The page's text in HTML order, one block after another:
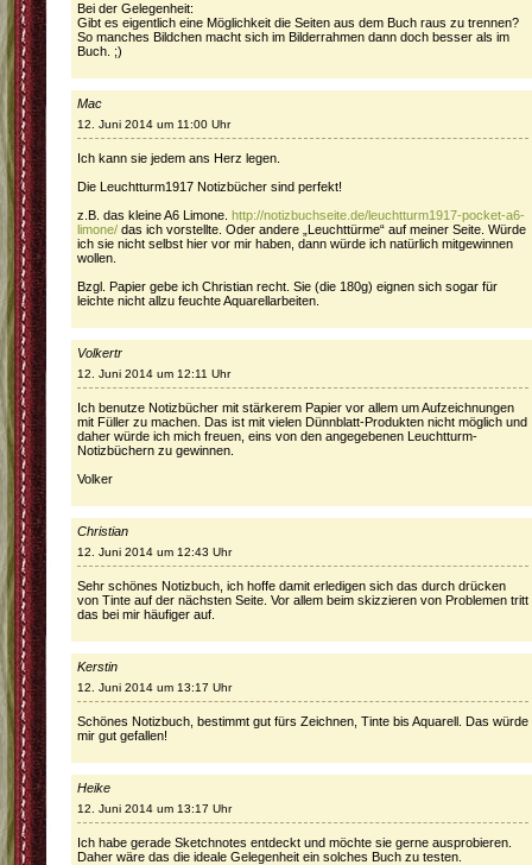
Bei der Gelegenheit:
Gibt es eigentlich eine Möglichkeit die Seiten aus dem Buch raus zu trennen?
So manches Bildchen macht sich im Bilderrahmen dann doch besser als im
Buch. ;)
Mac
12. Juni 2014 um 11:00 Uhr
Ich kann sie jedem ans Herz legen.
Die Leuchtturm1917 Notizbücher sind perfekt!
z.B. das kleine A6 Limone. http://notizbuchseite.de/leuchtturm1917-pocket-a6-
limone/ das ich vorstellte. Oder andere „Leuchttürme“ auf meiner Seite. Würde
ich sie nicht selbst hier vor mir haben, dann würde ich natürlich mitgewinnen
wollen.
Bzgl. Papier gebe ich Christian recht. Sie (die 180g) eignen sich sogar für
leichte nicht allzu feuchte Aquarellarbeiten.
Volkertr
12. Juni 2014 um 12:11 Uhr
Ich benutze Notizbücher mit stärkerem Papier vor allem um Aufzeichnungen
mit Füller zu machen. Das ist mit vielen Dünnblatt-Produkten nicht möglich und
daher würde ich mich freuen, eins von den angegebenen Leuchtturm-
Notizbüchern zu gewinnen.
Volker
Christian
12. Juni 2014 um 12:43 Uhr
Sehr schönes Notizbuch, ich hoffe damit erledigen sich das durch drücken
von Tinte auf der nächsten Seite. Vor allem beim skizzieren von Problemen tritt
das bei mir häufiger auf.
Kerstin
12. Juni 2014 um 13:17 Uhr
Schönes Notizbuch, bestimmt gut fürs Zeichnen, Tinte bis Aquarell. Das würde
mir gut gefallen!
Heike
12. Juni 2014 um 13:17 Uhr
Ich habe gerade Sketchnotes entdeckt und möchte sie gerne ausprobieren.
Daher wäre das die ideale Gelegenheit ein solches Buch zu testen.